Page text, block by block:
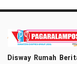
Disway Rumah